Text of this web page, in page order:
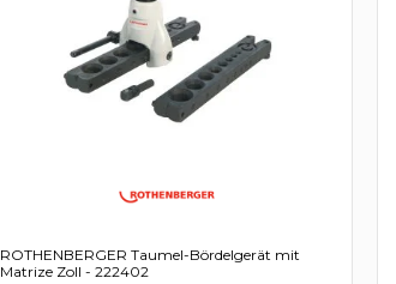
ROTHENBERGER Taumel-Bördelgerät mit
Matrize Zoll - 222402